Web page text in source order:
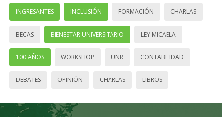
INGRESANTES INCLUSIÓN FORMACIÓN CHARLAS
BECAS BIENESTAR UNIVERSITARIO LEY MICAELA
100 AÑOS WORKSHOP UNR CONTABILIDAD
DEBATES OPINIÓN CHARLAS LIBROS